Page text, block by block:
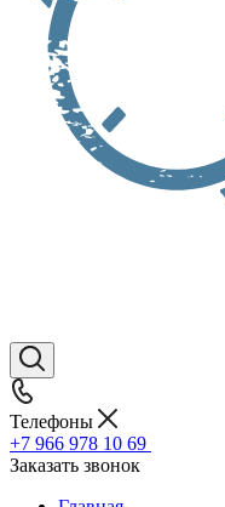
Телефоны
+7 966 978 10 69
Заказать звонок